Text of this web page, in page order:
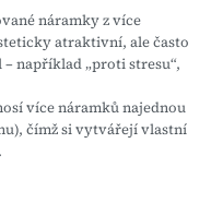
náramky z více
atraktivní, ale často
například „proti stresu“,
více náramků najednou
čímž si vytvářejí vlastní
.